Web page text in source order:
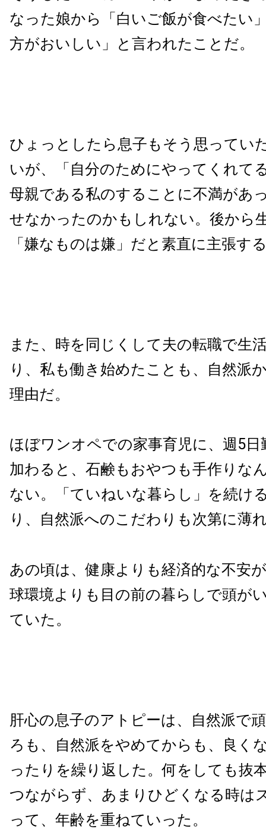
なった娘から「白いご飯が食べたい
方がおいしい」と言われたことだ。
ひょっとしたら息子もそう思ってい
いが、「自分のためにやってくれて
母親である私のすることに不満があ
せなかったのかもしれない。後から
「嫌なものは嫌」だと素直に主張す
また、時を同じくして夫の転職で生
り、私も働き始めたことも、自然派
理由だ。
ほぼワンオペでの家事育児に、週5日
加わると、石鹸もおやつも手作りな
ない。「ていねいな暮らし」を続け
り、自然派へのこだわりも次第に薄
あの頃は、健康よりも経済的な不安
球環境よりも目の前の暮らしで頭が
ていた。
肝心の息子のアトピーは、自然派で
ろも、自然派をやめてからも、良く
ったりを繰り返した。何をしても抜
つながらず、あまりひどくなる時は
って、年齢を重ねていった。